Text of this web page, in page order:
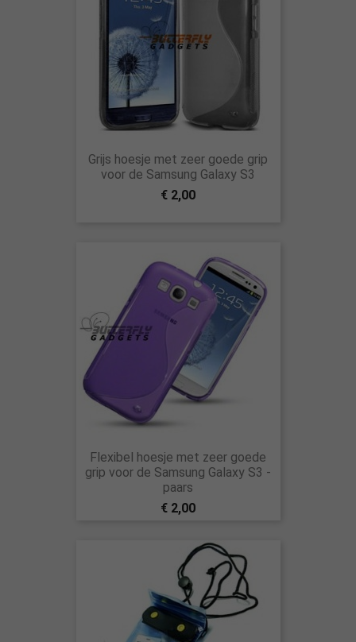
Grijs hoesje met zeer goede grip
voor de Samsung Galaxy S3
€ 2,00
Flexibel hoesje met zeer goede
grip voor de Samsung Galaxy S3 -
paars
€ 2,00